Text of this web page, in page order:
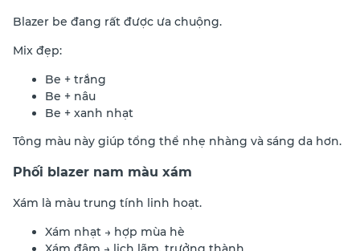
Blazer be đang rất được ưa chuộng.
Mix đẹp:
Be + trắng
Be + nâu
Be + xanh nhạt
Tông màu này giúp tổng thể nhẹ nhàng và sáng da hơn.
Phối blazer nam màu xám
Xám là màu trung tính linh hoạt.
Xám nhạt → hợp mùa hè